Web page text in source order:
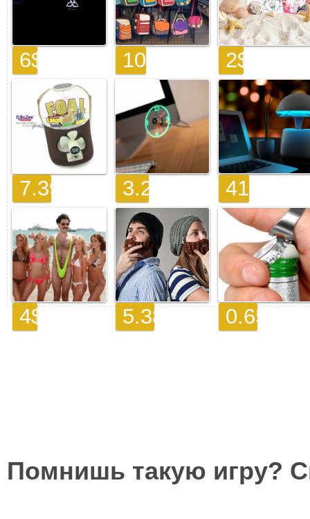
Помнишь такую игру?